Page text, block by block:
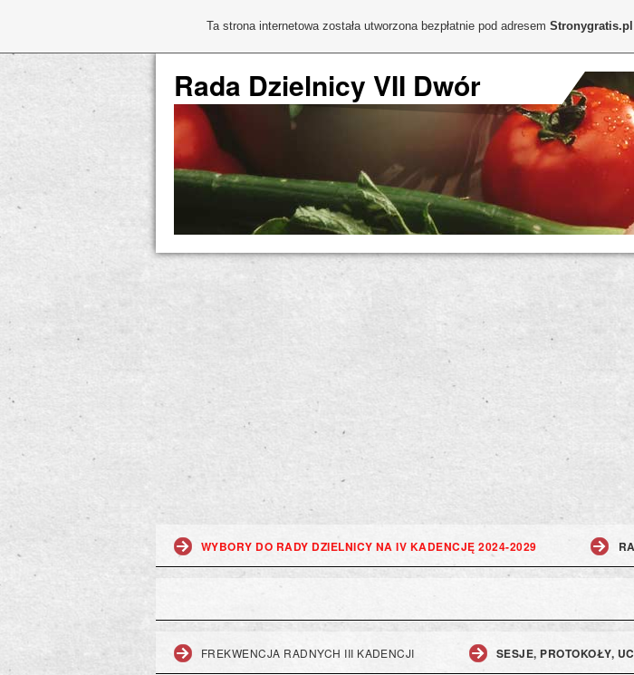
Rada Dzielnicy VII Dwór
WYBORY DO RADY DZIELNICY NA IV KADENCJĘ 2024-2029
FREKWENCJA RADNYCH III KADENCJI SESJE, PROTOKOŁY,
Ta strona internetowa została utworzona bezpłatnie pod adresem Stronygratis.pl